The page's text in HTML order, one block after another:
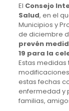
El Consejo
Salud, en el
Municipios y
de diciembre
prevén
19 para la
Estas
estas fechas
enfermedad y
familias,